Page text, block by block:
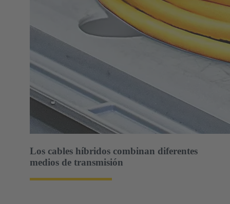
Los cables híbridos combinan diferentes
medios de transmisión